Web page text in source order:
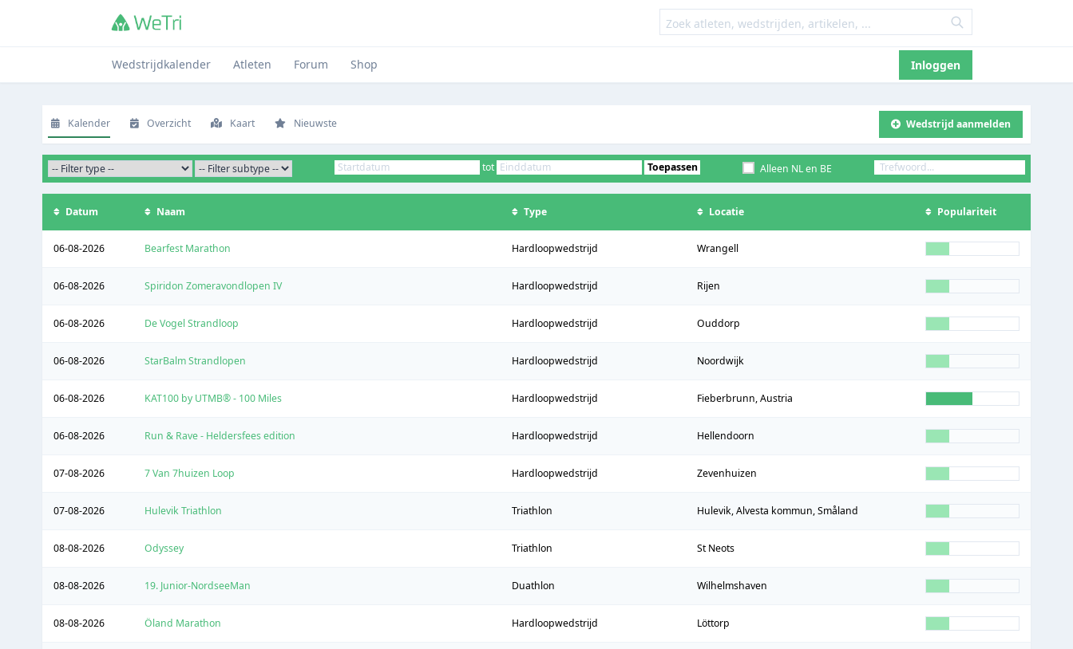
Wedstrijdkalender Atleten Forum Shop Inloggen
Kalender Overzicht Kaart Nieuwste Wedstrijd aanmelden
tot Toepassen Alleen NL en BE
Datum Naam Type Locatie Populariteit
06-08-2026 Bearfest Marathon Hardloopwedstrijd Wrangell
06-08-2026 Spiridon Zomeravondlopen IV Hardloopwedstrijd Rijen
06-08-2026 De Vogel Strandloop Hardloopwedstrijd Ouddorp
06-08-2026 StarBalm Strandlopen Hardloopwedstrijd Noordwijk
06-08-2026 KAT100 by UTMB® - 100 Miles Hardloopwedstrijd Fieberbrunn, Austria
06-08-2026 Run & Rave - Heldersfees edition Hardloopwedstrijd Hellendoorn
07-08-2026 7 Van 7huizen Loop Hardloopwedstrijd Zevenhuizen
07-08-2026 Hulevik Triathlon Triathlon Hulevik, Alvesta kommun, Småland
08-08-2026 Odyssey Triathlon St Neots
08-08-2026 19. Junior-NordseeMan Duathlon Wilhelmshaven
08-08-2026 Öland Marathon Hardloopwedstrijd Löttorp